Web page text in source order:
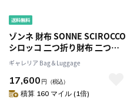
ゾンネ 財布 SONNE SCIROCCO
シロッコ 二つ折り財布 二つ折
り 折り財布 コンパクト 小銭入
れ 本革 革 レザー メンズ
SOD003B
ギャレリア Bag＆Luggage
17,600 円 （税込）
積算 160 マイル (1倍)